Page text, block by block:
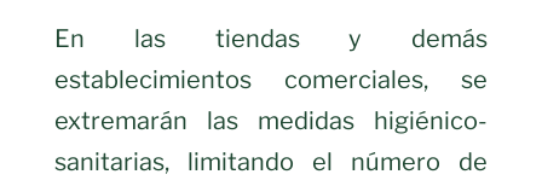
En las tiendas y demás
establecimientos comerciales, se
extremarán las medidas higiénico-
sanitarias, limitando el número de